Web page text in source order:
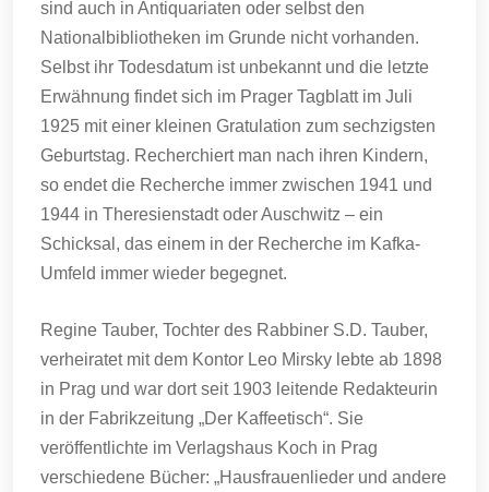
sind auch in Antiquariaten oder selbst den
Nationalbibliotheken im Grunde nicht vorhanden.
Selbst ihr Todesdatum ist unbekannt und die letzte
Erwähnung findet sich im Prager Tagblatt im Juli
1925 mit einer kleinen Gratulation zum sechzigsten
Geburtstag. Recherchiert man nach ihren Kindern,
so endet die Recherche immer zwischen 1941 und
1944 in Theresienstadt oder Auschwitz – ein
Schicksal, das einem in der Recherche im Kafka-
Umfeld immer wieder begegnet.
Regine Tauber, Tochter des Rabbiner S.D. Tauber,
verheiratet mit dem Kontor Leo Mirsky lebte ab 1898
in Prag und war dort seit 1903 leitende Redakteurin
in der Fabrikzeitung „Der Kaffeetisch“. Sie
veröffentlichte im Verlagshaus Koch in Prag
verschiedene Bücher: „Hausfrauenlieder und andere